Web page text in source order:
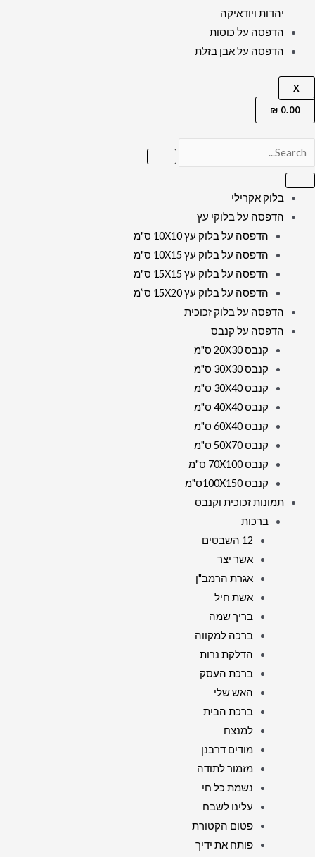
יהדות ויודאיקה
הדפסה על כוסות
הדפסה על אבן בזלת
X
0.00
₪
בלוק אקרילי
הדפסה על בלוקי עץ
הדפסה על בלוק עץ 10X10 ס"מ
הדפסה על בלוק עץ 10X15 ס"מ
הדפסה על בלוק עץ 15X15 ס"מ
הדפסה על בלוק עץ 15X20 ס”מ
הדפסה על בלוק זכוכית
הדפסה על קנבס
קנבס 20X30 ס"מ
קנבס 30X30 ס"מ
קנבס 30X40 ס"מ
קנבס 40X40 ס"מ
קנבס 60X40 ס"מ
קנבס 50X70 ס"מ
קנבס 70X100 ס"מ
קנבס 100X150ס"מ
תמונות זכוכית וקנבס
ברכות
12 השבטים
אשר יצר
אגרת הרמב"ן
אשת חיל
בריך שמה
ברכה למקווה
הדלקת נרות
ברכת העסק
האש שלי
ברכת הבית
למנצח
מודים דרבנן
מזמור לתודה
נשמת כל חי
עלינו לשבח
פטום הקטורת
פותח את ידיך